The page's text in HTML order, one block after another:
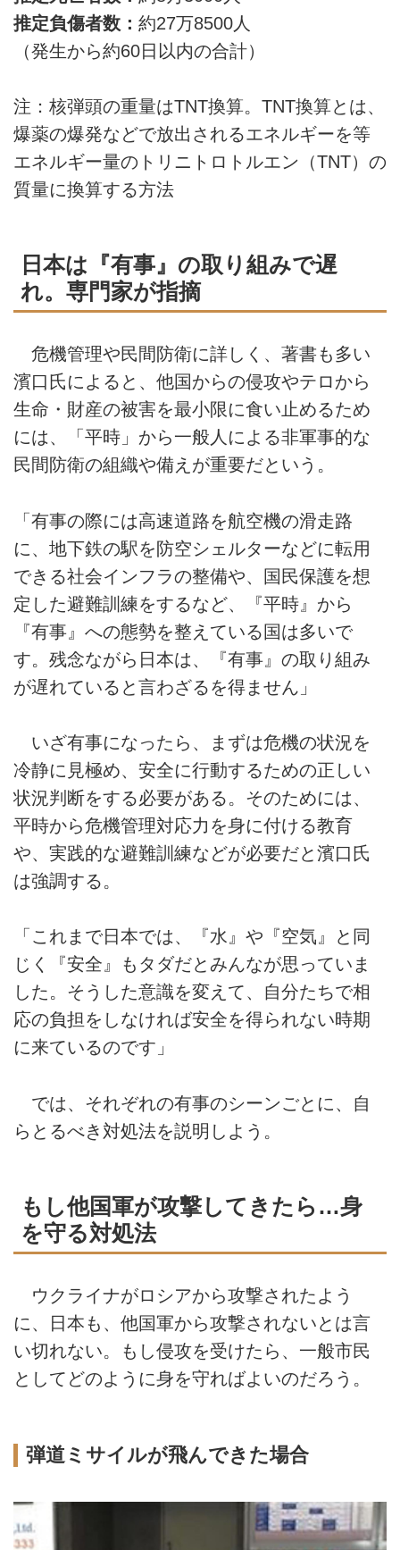
推定負傷者数： 約27万8500人
（発生から約60日以内の合計）
注：核弾頭の重量はTNT換算。TNT換算とは、
爆薬の爆発などで放出されるエネルギーを等
エネルギー量のトリニトロトルエン（TNT）の
質量に換算する方法
日本は『有事』の取り組みで遅
れ。専門家が指摘
危機管理や民間防衛に詳しく、著書も多い
濱口氏によると、他国からの侵攻やテロから
生命・財産の被害を最小限に食い止めるため
には、「平時」から一般人による非軍事的な
民間防衛の組織や備えが重要だという。
「有事の際には高速道路を航空機の滑走路
に、地下鉄の駅を防空シェルターなどに転用
できる社会インフラの整備や、国民保護を想
定した避難訓練をするなど、『平時』から
『有事』への態勢を整えている国は多いで
す。残念ながら日本は、『有事』の取り組み
が遅れていると言わざるを得ません」
いざ有事になったら、まずは危機の状況を
冷静に見極め、安全に行動するための正しい
状況判断をする必要がある。そのためには、
平時から危機管理対応力を身に付ける教育
や、実践的な避難訓練などが必要だと濱口氏
は強調する。
「これまで日本では、『水』や『空気』と同
じく『安全』もタダだとみんなが思っていま
した。そうした意識を変えて、自分たちで相
応の負担をしなければ安全を得られない時期
に来ているのです」
では、それぞれの有事のシーンごとに、自
らとるべき対処法を説明しよう。
もし他国軍が攻撃してきたら…身
を守る対処法
ウクライナがロシアから攻撃されたよう
に、日本も、他国軍から攻撃されないとは言
い切れない。もし侵攻を受けたら、一般市民
としてどのように身を守ればよいのだろう。
弾道ミサイルが飛んできた場合